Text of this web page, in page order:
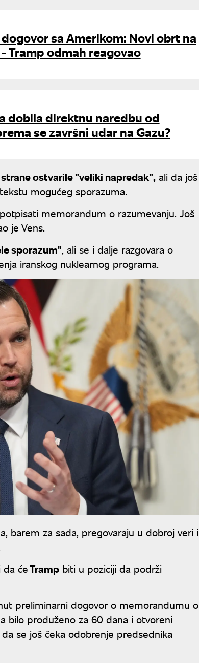
sa Amerikom: Novi obrt na
Tramp odmah reagovao
dobila direktnu naredbu od
se završni udar na Gazu?
ostvarile "veliki napredak", ali da još
mogućeg sporazuma.
memorandum o razumevanju. Još
je Vens.
sporazum", ali se i dalje razgovara o
iranskog nuklearnog programa.
barem za sada, pregovaraju u dobroj veri i
da ćeTramp biti u poziciji da podrži
preliminarni dogovor o memorandumu o
bilo produženo za 60 dana i otvoreni
se još čeka odobrenje predsednika